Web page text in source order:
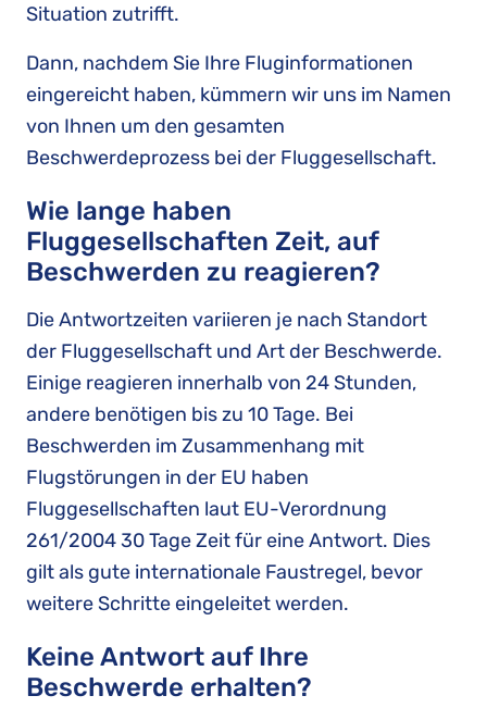
Situation zutrifft.
Dann, nachdem Sie Ihre Fluginformationen
eingereicht haben, kümmern wir uns im Namen
von Ihnen um den gesamten
Beschwerdeprozess bei der Fluggesellschaft.
Wie lange haben
Fluggesellschaften Zeit, auf
Beschwerden zu reagieren?
Die Antwortzeiten variieren je nach Standort
der Fluggesellschaft und Art der Beschwerde.
Einige reagieren innerhalb von 24 Stunden,
andere benötigen bis zu 10 Tage. Bei
Beschwerden im Zusammenhang mit
Flugstörungen in der EU haben
Fluggesellschaften laut EU-Verordnung
261/2004 30 Tage Zeit für eine Antwort. Dies
gilt als gute internationale Faustregel, bevor
weitere Schritte eingeleitet werden.
Keine Antwort auf Ihre
Beschwerde erhalten?